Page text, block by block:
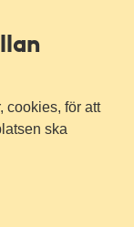
cookies, för att
ska